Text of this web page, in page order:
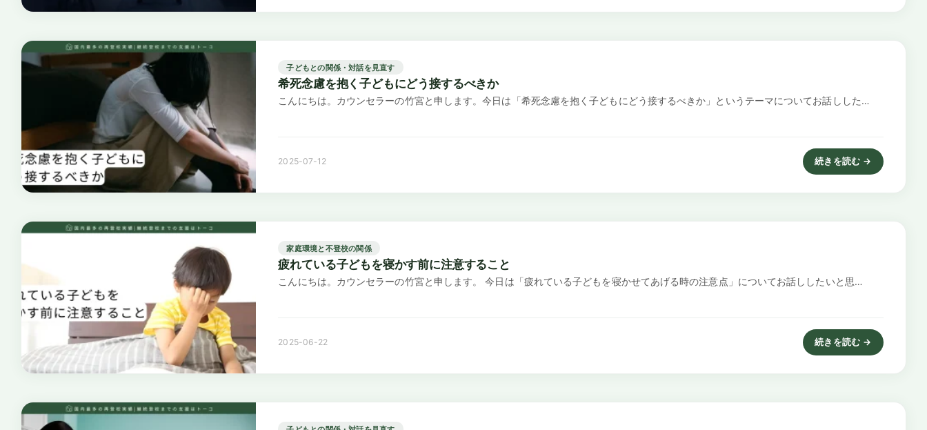
子どもとの関係・対話を見直す
希死念慮を抱く子どもにどう接するべきか
こんにちは。カウンセラーの竹宮と申します。今日は「希死念慮を抱く子どもにどう接するべきか」というテーマについてお話しした…
2025-07-12 続きを読む →
: 希死念慮を抱く子どもに
家庭環境と不登校の関係
疲れている子どもを寝かす前に注意すること
こんにちは。カウンセラーの竹宮と申します。 今日は「疲れている子どもを寝かせてあげる時の注意点」についてお話ししたいと思…
2025-06-22 続きを読む →
: 疲れている子どもを寝か